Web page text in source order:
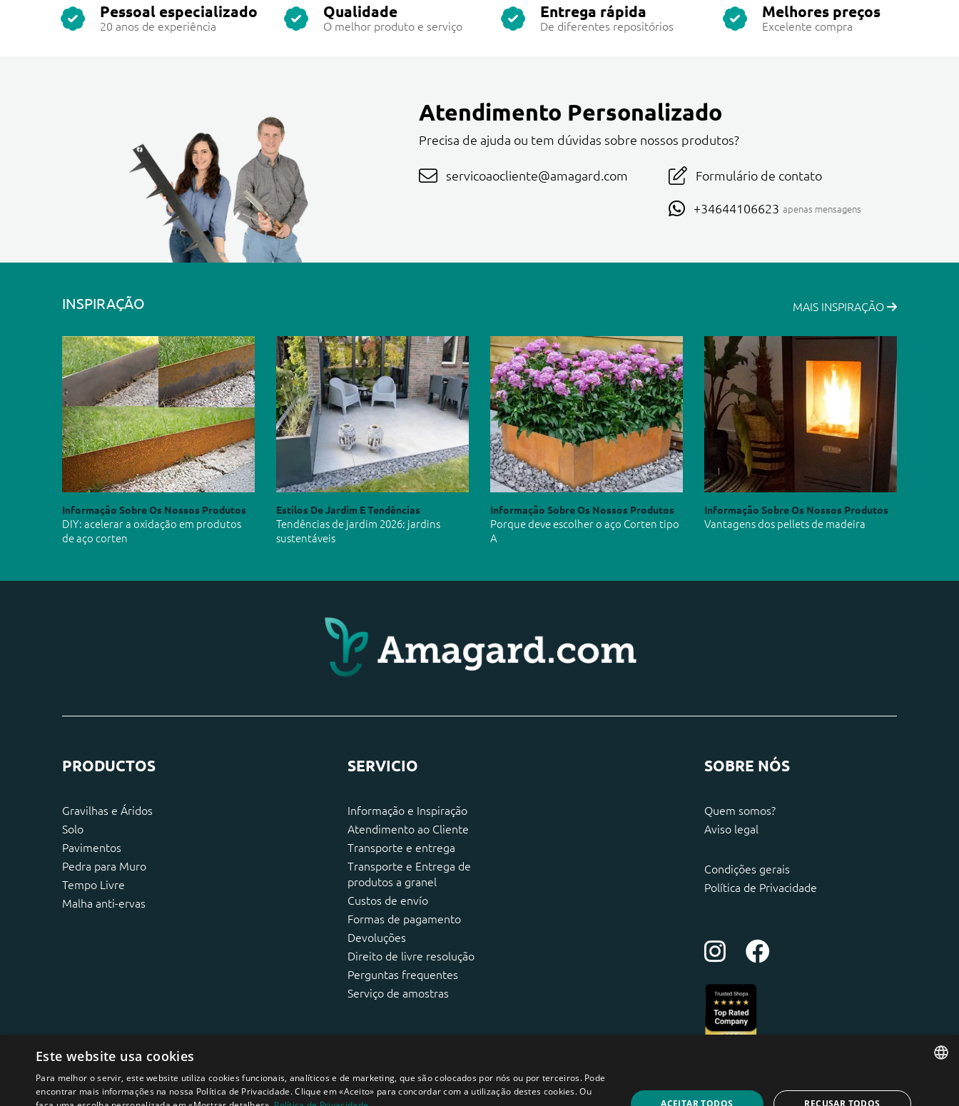
Pessoal especializado
20 anos de experiência
Qualidade
O melhor produto e serviço
Entrega rápida
De diferentes repositórios
Melhores preços
Excelente compra
Atendimento Personalizado
Precisa de ajuda ou tem dúvidas sobre nossos produtos?
servicoaocliente@amagard.com
Formulário de contato
+34644106623 apenas mensagens
INSPIRAÇÃO MAIS INSPIRAÇÃO
Informação Sobre Os Nossos Produtos
DIY: acelerar a oxidação em produtos
de aço corten
Estilos De Jardim E Tendências
Tendências de jardim 2026: jardins
sustentáveis
Informação Sobre Os Nossos Produtos
Porque deve escolher o aço Corten tipo
A
Informação Sobre Os Nossos Produtos
Vantagens dos pellets de madeira
PRODUCTOS
Gravilhas e Áridos
Solo
Pavimentos
Pedra para Muro
Tempo Livre
Malha anti-ervas
SERVICIO
Informação e Inspiração
Atendimento ao Cliente
Transporte e entrega
Transporte e Entrega de
produtos a granel
Custos de envío
Formas de pagamento
Devoluções
Direito de livre resolução
Perguntas frequentes
Serviço de amostras
SOBRE NÓS
Quem somos?
Aviso legal
Condições gerais
Política de Privacidade
ENGLISH
Este website usa cookies
Para melhor o servir, este website utiliza cookies funcionais, analíticos e de marketing, que são colocados por nós ou por terceiros. Pode
encontrar mais informações na nossa Política de Privacidade. Clique em «Aceito» para concordar com a utilização destes cookies. Ou
ACEITAR TODOS RECUSAR TODOS